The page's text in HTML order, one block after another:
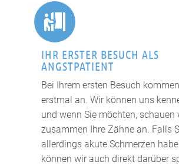

IHR ERSTER BESUCH ALS
ANGSTPATIENT
Bei Ihrem ersten Besuch
erstmal an. Wir können uns
und wenn Sie möchten, schauen
zusammen Ihre Zähne an. Falls
allerdings akute Schmerzen
können wir auch direkt darüber